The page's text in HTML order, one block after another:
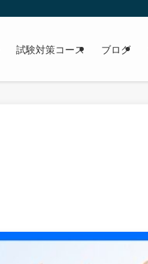
試験対策コース ブログ